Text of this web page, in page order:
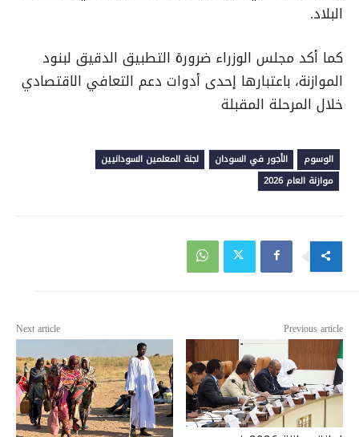
البلاد.
كما أكد مجلس الوزراء ضرورة التطبيق الدقيق لبنود
الموازنة، باعتبارها إحدى أدوات دعم التعافي الاقتصادي
خلال المرحلة المقبلة
الوسوم الأجور في السودان
لجنة المعلمين السودانيين
موازنة العام 2026
Previous article
Next article